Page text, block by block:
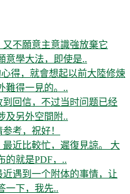
又不願意主意識強放棄它
意學大法，即使是..
得，就會想起以前大陸修煉
難得一見的。..
到回信，不过当时问题已经
另外空間附..
考，祝好！
最近比較忙，遲復見諒。 大
的就是PDF，..
近遇到一个附体的事情，让
一下，我先..